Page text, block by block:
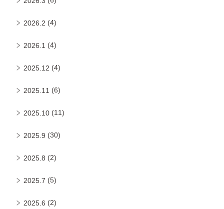
2026.2 (4)
2026.1 (4)
2025.12 (4)
2025.11 (6)
2025.10 (11)
2025.9 (30)
2025.8 (2)
2025.7 (5)
2025.6 (2)